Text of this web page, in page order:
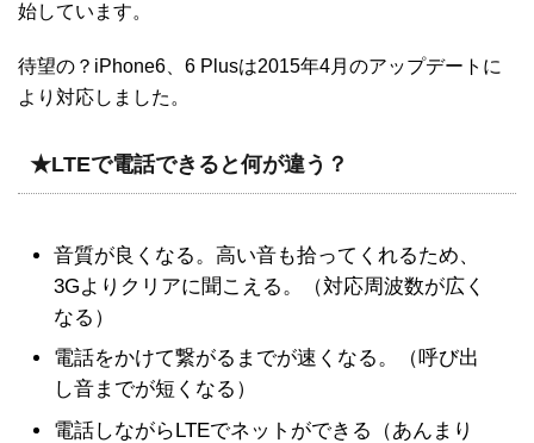
始しています。
待望の？iPhone6、6 Plusは2015年4月のアップデートに
より対応しました。
★LTEで電話できると何が違う？
音質が良くなる。高い音も拾ってくれるため、
3Gよりクリアに聞こえる。（対応周波数が広く
なる）
電話をかけて繋がるまでが速くなる。（呼び出
し音までが短くなる）
電話しながらLTEでネットができる（あんまり